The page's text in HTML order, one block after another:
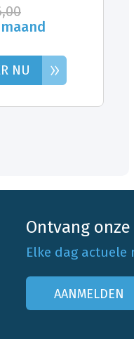
NU »
Ontvang
Elke dag
AANMELDEN